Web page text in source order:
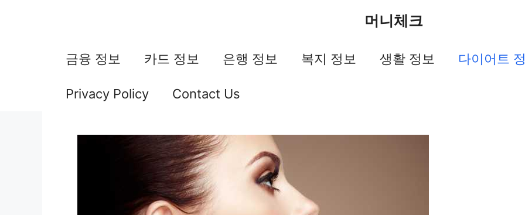
머니체크
금융 정보 카드 정보 은행 정보 복지 정보 생활 정보 다이어트
Privacy Policy Contact Us